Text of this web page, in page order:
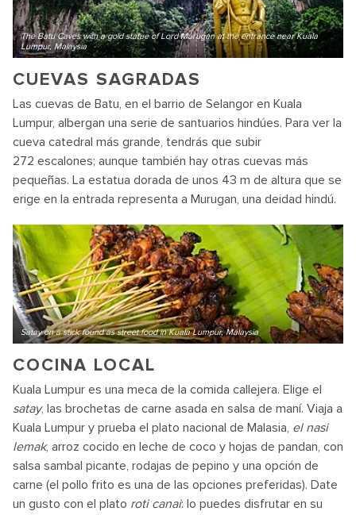
The Batu Caves with a gold statue of Lord Murugan at the entrance near Kuala
Lumpur, Malaysia
CUEVAS SAGRADAS
Las cuevas de Batu, en el barrio de Selangor en Kuala
Lumpur, albergan una serie de santuarios hindúes. Para ver la
cueva catedral más grande, tendrás que subir
272 escalones; aunque también hay otras cuevas más
pequeñas. La estatua dorada de unos 43 m de altura que se
erige en la entrada representa a Murugan, una deidad hindú.
Satay on a stick found as street food in Kuala Lumpur, Malaysia
COCINA LOCAL
Kuala Lumpur es una meca de la comida callejera. Elige el
satay, las brochetas de carne asada en salsa de maní. Viaja a
Kuala Lumpur y prueba el plato nacional de Malasia, el nasi
lemak, arroz cocido en leche de coco y hojas de pandan, con
salsa sambal picante, rodajas de pepino y una opción de
carne (el pollo frito es una de las opciones preferidas). Date
un gusto con el plato roti canai: lo puedes disfrutar en su